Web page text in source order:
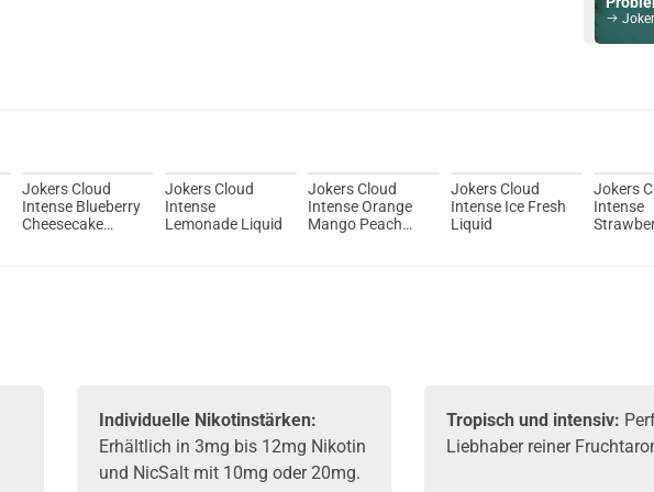
Jokers
Jokers Cloud
Intense Blueberry
Cheesecake
Jokers Cloud
Intense
Lemonade Liquid
Jokers Cloud
Intense Orange
Mango Peach
Jokers Cloud
Intense Ice Fresh
Liquid
Jokers
Intense
Individuelle Nikotinstärken:
Erhältlich in 3mg bis 12mg Nikotin
und NicSalt mit 10mg oder 20mg.
Tropisch und intensiv:
Liebhaber reiner